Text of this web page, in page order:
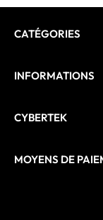
CATÉGORIES
INFORMATIONS
CYBERTEK
MOYENS DE